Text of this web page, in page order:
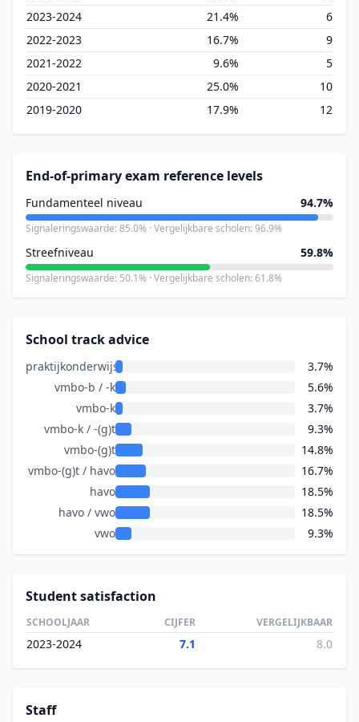
2023-2024
21.4%
6
2022-2023
16.7%
9
2021-2022
9.6%
5
2020-2021
25.0%
10
2019-2020
17.9% 12
End-of-primary exam reference levels
Fundamenteel niveau 94.7%
Signaleringswaarde: 85.0% · Vergelijkbare scholen: 96.9%
Streefniveau 59.8%
Signaleringswaarde: 50.1% · Vergelijkbare scholen: 61.8%
School track advice
praktijkonderwijs
3.7%
vmbo-b / -k
5.6%
vmbo-k
3.7%
vmbo-k / -(g)t
9.3%
vmbo-(g)t
14.8%
vmbo-(g)t / havo
16.7%
havo
18.5%
havo / vwo
18.5%
vwo
9.3%
Student satisfaction
SCHOOLJAAR CIJFER VERGELIJKBAAR
2023-2024 7.1 8.0
Staff